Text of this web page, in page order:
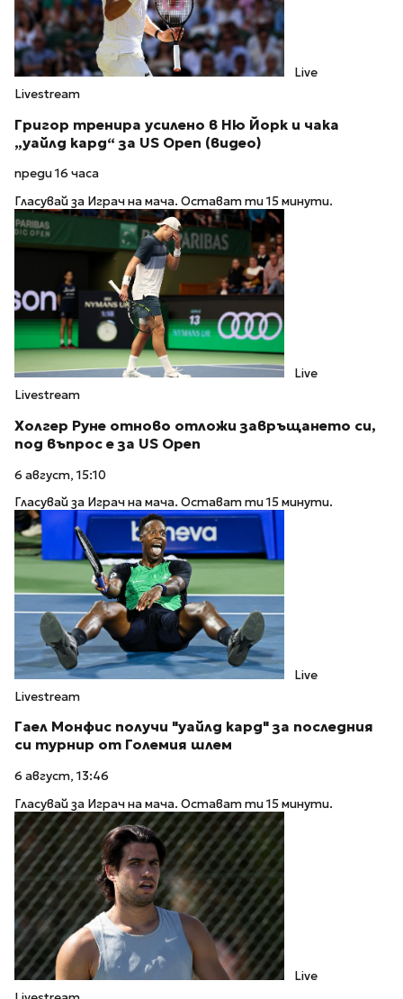
Live
Livestream
Григор тренира усилено в Ню Йорк и чака
„уайлд кард“ за US Open (видео)
преди 16 часа
Гласувай за Играч на мача. Остават ти 15 минути.
Live
Livestream
Холгер Руне отново отложи завръщането си,
под въпрос е за US Open
6 август, 15:10
Гласувай за Играч на мача. Остават ти 15 минути.
Live
Livestream
Гаел Монфис получи "уайлд кард" за последния
си турнир от Големия шлем
6 август, 13:46
Гласувай за Играч на мача. Остават ти 15 минути.
Live